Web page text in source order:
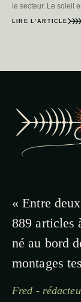
le secteur. Le soleil
LIRE L’ARTICLE
« Entre
889 articles
né au bord
montages
Fred -